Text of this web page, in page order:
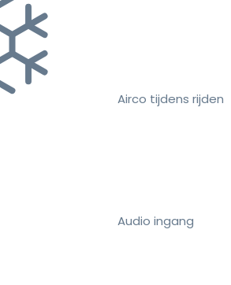
Airco tijdens rijden
Audio ingang